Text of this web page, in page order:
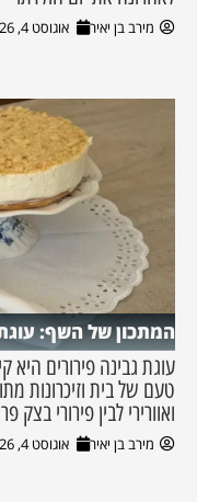
מירב בן יאיר אוגוסט 4, 2026
המתכון של השף:
עוגת גבינה פירורים היא
טעם של בית וזיכרונות
ואוורירי לבין פירורי
מירב בן יאיר אוגוסט 4, 2026